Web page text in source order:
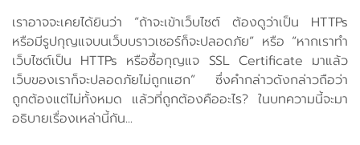
เราอาจจะเคยได้ยินว่า “ถ้าจะเข้าเว็บไซต์ ต้องดูว่าเป็น HTTPs
หรือมีรูปกุญแจบนเว็บบราวเซอร์ก็จะปลอดภัย” หรือ “หากเราทำ
เว็บไซต์เป็น HTTPs หรือซื้อกุญแจ SSL Certificate มาแล้ว
เว็บของเราก็จะปลอดภัยไม่ถูกแฮก” ซึ่งคำกล่าวดังกล่าวถือว่า
ถูกต้องแต่ไม่ทั้งหมด แล้วที่ถูกต้องคืออะไร? ในบทความนี้จะมา
อธิบายเรื่องเหล่านี้กัน...